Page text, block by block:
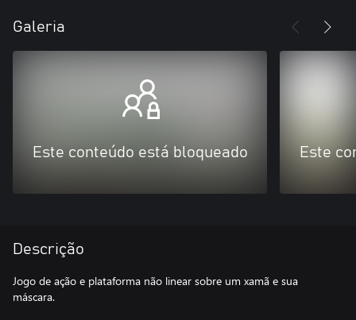
Galeria
Este conteúdo está bloqueado Este
Descrição
Jogo de ação e plataforma não linear sobre um xamã e sua
máscara.